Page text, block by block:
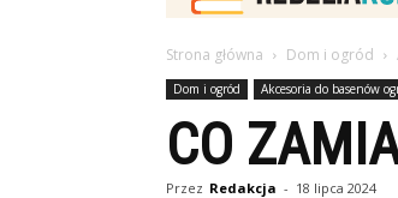
Strona główna Dom i ogród
Dom i ogród Akcesoria do basenów
CO
Przez Redakcja - 18 lipca 2024